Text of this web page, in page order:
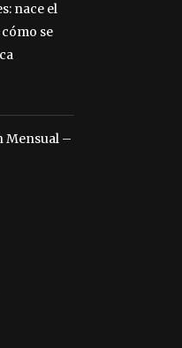
nace el
se
Mensual –